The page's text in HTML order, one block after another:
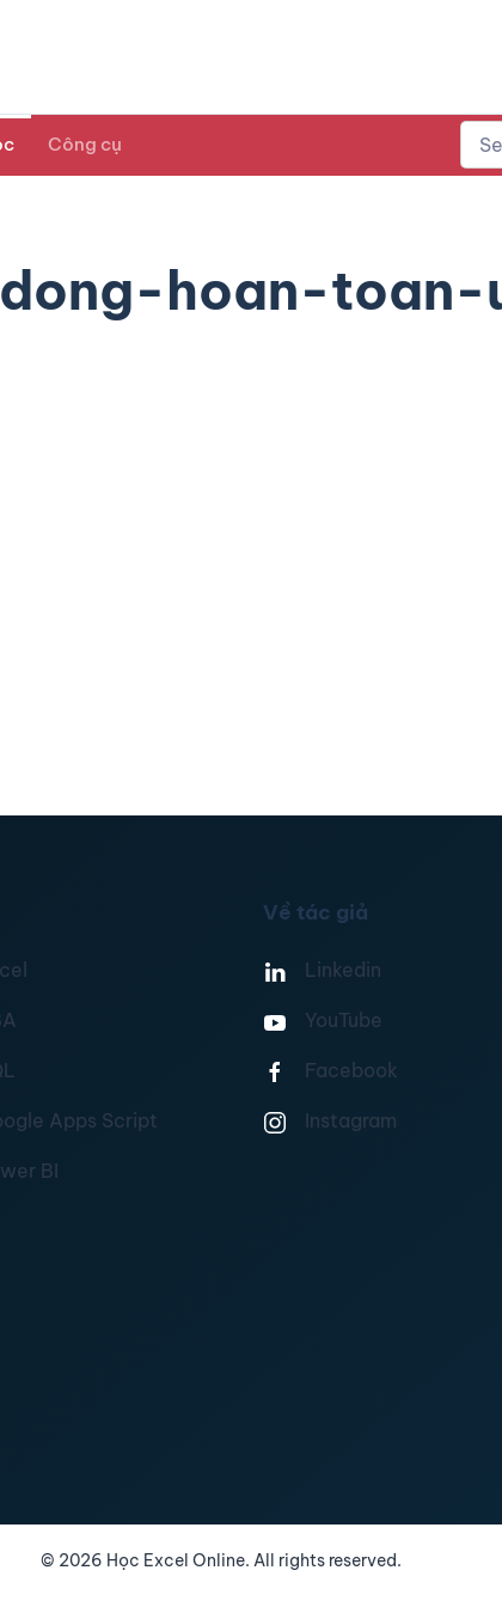
Công cụ
hoan-
Apps Script
BI
Về tác giả
Linkedin
YouTube
Facebook
Instagram
© 2026 Học Excel Online. All rights reserved.